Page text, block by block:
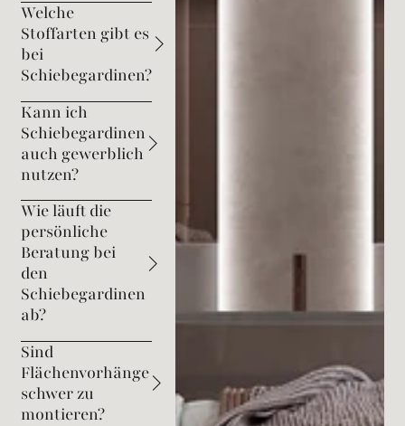
Welche
Stoffarten gibt es
bei
Schiebegardinen?
Kann ich
Schiebegardinen
auch gewerblich
nutzen?
Wie läuft die
persönliche
Beratung bei
den
Schiebegardinen
ab?
Sind
Flächenvorhänge
schwer zu
montieren?